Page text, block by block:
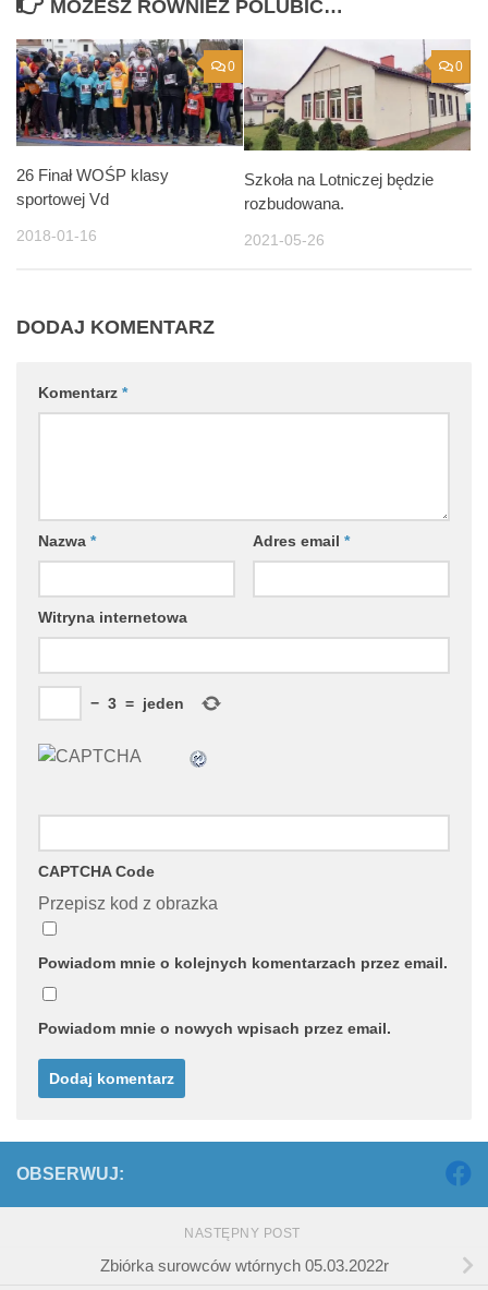
MOŻESZ RÓWNIEŻ POLUBIĆ…
0
26 Finał WOŚP klasy
sportowej Vd
2018-01-16
0
Szkoła na Lotniczej będzie
rozbudowana.
2021-05-26
DODAJ KOMENTARZ
Komentarz *
Nazwa * Adres email *
Witryna internetowa
− 3 = jeden
CAPTCHA Code
Przepisz kod z obrazka
Powiadom mnie o kolejnych komentarzach przez email.
Powiadom mnie o nowych wpisach przez email.
OBSERWUJ:
NASTĘPNY POST
Zbiórka surowców wtórnych 05.03.2022r